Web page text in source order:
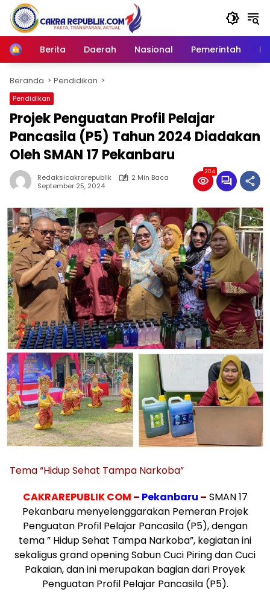
Langsung
konten
Home
Berita Daerah Nasional Pemerintah
Beranda Pendidikan
Pendidikan
Projek Penguatan Profil Pelajar
Pancasila (P5) Tahun 2024 Diadakan
Oleh SMAN 17 Pekanbaru
Redaksicakrarepublik
2 Min Baca
September 25, 2024
204
Tema “Hidup Sehat Tampa Narkoba”
CAKRAREPUBLIK COM – Pekanbaru – SMAN 17
Pekanbaru menyelenggarakan Pemeran Projek
Penguatan Profil Pelajar Pancasila (P5), dengan
tema ” Hidup Sehat Tampa Narkoba”, kegiatan ini
sekaligus grand opening Sabun Cuci Piring dan Cuci
Pakaian, dan ini merupakan bagian dari Proyek
Penguatan Profil Pelajar Pancasila (P5).